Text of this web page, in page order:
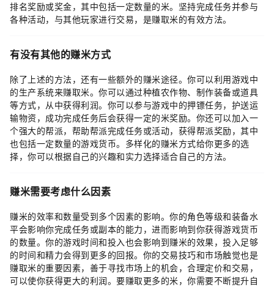
排名奖励或奖金，其中包括一定数量的米。坚持完成任务并参与
各种活动，与其他玩家进行交易，是赚取米的有效方法。
有没有其他的赚米方式
除了上述的方法，还有一些额外的赚米途径。你可以利用游戏中
的生产系统来赚取米。你可以通过种植农作物、制作装备或道具
等方式，从中获得利润。你可以参与游戏中的押镖任务，护送运
输物资，成功完成任务后会获得一定的米奖励。你还可以加入一
个强大的帮派，帮助帮派完成任务或活动，获得帮派奖励，其中
也包括一定数量的游戏货币。多样化的赚米方式给你更多的选
择，你可以根据自己的兴趣和实力选择适合自己的方法。
赚米需要考虑什么因素
赚米的效率和数量受到多个因素的影响。你的角色等级和装备水
平会影响你完成任务或副本的能力，进而影响到你获得游戏货币
的数量。你的游戏时间和投入也会影响到赚米的效果，投入足够
的时间和精力会得到更多的回报。你的交易技巧和市场触觉也是
赚取米的重要因素，善于寻找市场上的机会，合理定价和交易，
可以使你获得更大的利润。要赚取更多的米，你需要不断提升自